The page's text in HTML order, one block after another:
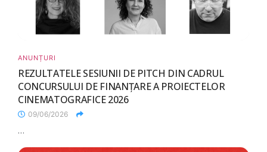
ANUNȚURI
REZULTATELE SESIUNII DE PITCH DIN CADRUL
CONCURSULUI DE FINANȚARE A PROIECTELOR
CINEMATOGRAFICE 2026
09/06/2026
...